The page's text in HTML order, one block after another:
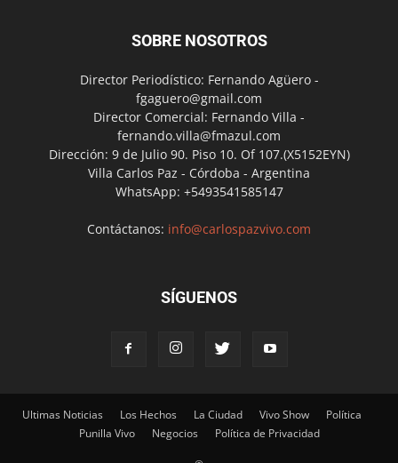
SOBRE NOSOTROS
Director Periodístico: Fernando Agüero -
fgaguero@gmail.com
Director Comercial: Fernando Villa -
fernando.villa@fmazul.com
Dirección: 9 de Julio 90. Piso 10. Of 107.(X5152EYN)
Villa Carlos Paz - Córdoba - Argentina
WhatsApp: +5493541585147
Contáctanos: info@carlospazvivo.com
SÍGUENOS
Ultimas Noticias Los Hechos La Ciudad Vivo Show
Política
Punilla Vivo
Negocios Política de Privacidad